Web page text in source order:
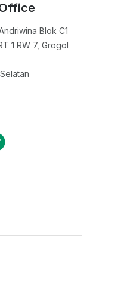
Blok C1
1 RW 7, Grogol